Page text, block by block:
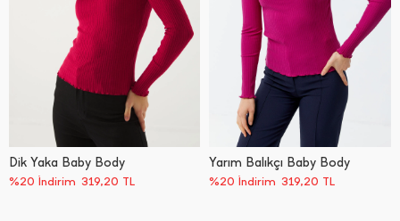
Dik Yaka Baby Body
%20 İndirim 319,20 TL
Yarım Balıkçı Baby Body
%20 İndirim 319,20 TL